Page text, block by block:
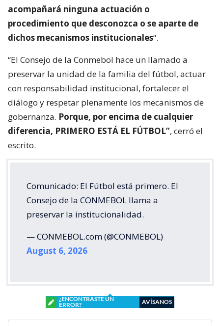
acompañará ninguna actuación o
procedimiento que desconozca o se aparte de
dichos mecanismos institucionales“.
“El Consejo de la Conmebol hace un llamado a
preservar la unidad de la familia del fútbol, actuar
con responsabilidad institucional, fortalecer el
diálogo y respetar plenamente los mecanismos de
gobernanza. Porque, por encima de cualquier
diferencia, PRIMERO ESTÁ EL FÚTBOL”, cerró el
escrito.
Comunicado: El Fútbol está primero. El
Consejo de la CONMEBOL llama a
preservar la institucionalidad.
— CONMEBOL.com (@CONMEBOL)
August 6, 2026
¿ENCONTRASTE UN
ERROR?
AVÍSANOS